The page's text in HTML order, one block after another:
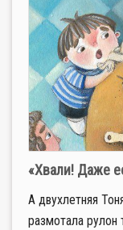
«Хвали! Даже
А двухлетняя
размотала рулон